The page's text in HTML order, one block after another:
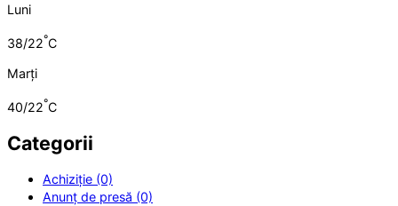
Luni
38/22°C
Marți
40/22°C
Categorii
Achiziție (0)
Anunț de presă (0)